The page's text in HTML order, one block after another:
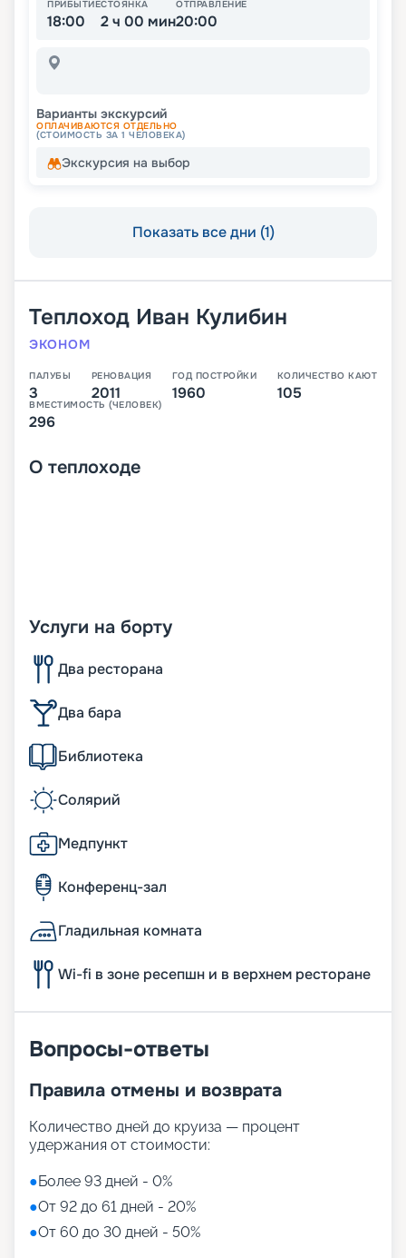
ПРИБЫТИЕ
18:00
СТОЯНКА
2 ч 00 мин
ОТПРАВЛЕНИЕ
20:00
Варианты экскурсий
ОПЛАЧИВАЮТСЯ ОТДЕЛЬНО
(СТОИМОСТЬ ЗА 1 ЧЕЛОВЕКА)
Экскурсия на выбор
Показать все дни (1)
Теплоход Иван Кулибин
ЭКОНОМ
ПАЛУБЫ
3
РЕНОВАЦИЯ
2011
ГОД ПОСТРОЙКИ
1960
КОЛИЧЕСТВО КАЮТ
105
ВМЕСТИМОСТЬ (ЧЕЛОВЕК)
296
О теплоходе
Услуги на борту
Два ресторана
Два бара
Библиотека
Солярий
Медпункт
Конференц-зал
Гладильная комната
Wi-fi в зоне ресепшн и в верхнем ресторане
Вопросы-ответы
Правила отмены и возврата
Количество дней до круиза — процент
удержания от стоимости:
●Более 93 дней - 0%
●От 92 до 61 дней - 20%
●От 60 до 30 дней - 50%